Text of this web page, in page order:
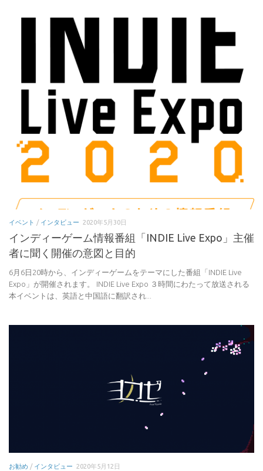
イベント / インタビュー 2020年5月30日
インディーゲーム情報番組「INDIE Live Expo」主催
者に聞く開催の意図と目的
6月6日20時から、インディーゲームをテーマにした番組「INDIE Live
Expo」が開催されます。 INDIE Live Expo ３時間にわたって放送される
本イベントは、英語と中国語に翻訳され...
お勧め / インタビュー 2020年5月12日